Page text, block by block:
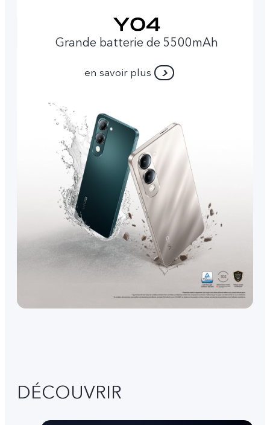
Grande batterie de 5500mAh
en savoir plus
DÉCOUVRIR